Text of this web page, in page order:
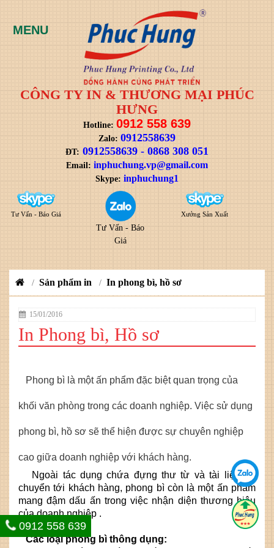
CÔNG TY IN & THƯƠNG MẠI PHÚC
HƯNG
Hotline: 0912 558 639
Zalo: 0912558639
ĐT: 0912558639-0868 308 051
Email: inphuchung.vp@gmail.com
Skype: inphuchung1
Tư Vấn - Báo Giá
Tư Vấn - Báo
Giá
Xưởng Sản Xuất
/ Sản phẩm in / In phong bì, hồ sơ
15/01/2016
In Phong bì, Hồ sơ
Phong bì là một ấn phẩm đặc biệt quan trọng của
khối văn phòng trong các doanh nghiệp. Việc sử dụng
phong bì, hồ sơ sẽ thể hiện được sự chuyên nghiệp
cao giữa doanh nghiệp với khách hàng.
Ngoài tác dụng chứa đựng thư từ và tài liệu để
chuyển tới khách hàng, phong bì còn là một ấn phẩm
mang đậm dấu ấn trong việc nhận diện thương hiệu
của doanh nghiệp .
Các loại phong bì thông dụng:
0912 558 639